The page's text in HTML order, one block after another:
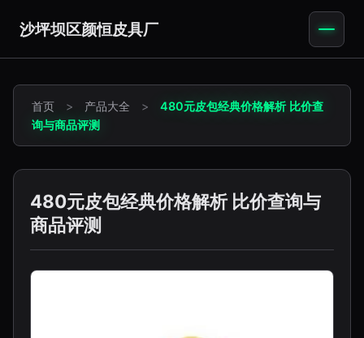
沙坪坝区颜恒皮具厂
首页 > 产品大全 >
480元皮包经典价格解析 比价查
询与商品评测
480元皮包经典价格解析 比价查询与
商品评测